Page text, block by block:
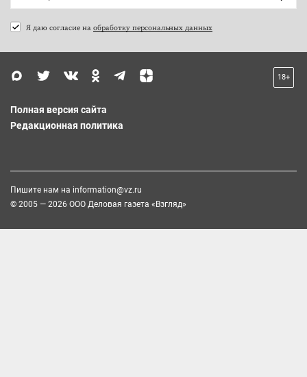
Я даю согласие на обработку персональных данных
18+
Полная версия сайта
Редакционная политика
Пишите нам на information@vz.ru
© 2005 — 2026 ООО Деловая газета «Взгляд»